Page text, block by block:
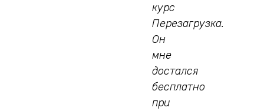
курс
Перезагрузка.
Он
мне
достался
бесплатно
при